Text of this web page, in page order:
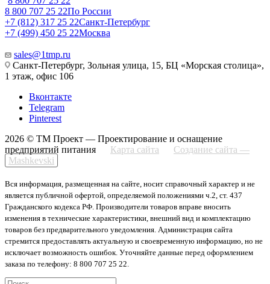
8 800 707 25 22По России
+7 (812) 317 25 22Санкт-Петербург
+7 (499) 450 25 22Москва
sales@1tmp.ru
Санкт-Петербург, Зольная улица, 15, БЦ «Морская столица»,
1 этаж, офис 106
Вконтакте
Telegram
Pinterest
2026 © ТМ Проект — Проектирование и оснащение
предприятий питания
Карта сайта
Создание сайта —
Mashkevski
Вся информация, размещенная на сайте, носит справочный характер и не
является публичной офертой, определяемой положениями ч.2, ст. 437
Гражданского кодекса РФ. Производители товаров вправе вносить
изменения в технические характеристики, внешний вид и комплектацию
товаров без предварительного уведомления. Администрация сайта
стремится предоставлять актуальную и своевременную информацию, но не
исключает возможность ошибок. Уточняйте данные перед оформлением
заказа по телефону: 8 800 707 25 22.